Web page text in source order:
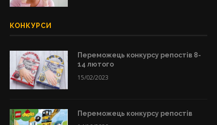
КОНКУРСИ
Переможець конкурсу репостів 8-
14 лютого
15/02/2023
Переможець конкурсу репостів